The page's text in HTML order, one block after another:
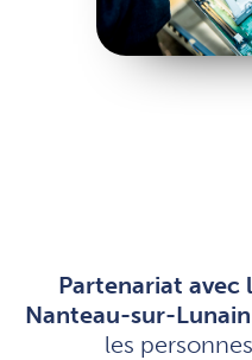
Partenariat avec
Nanteau-sur-Lunain
les